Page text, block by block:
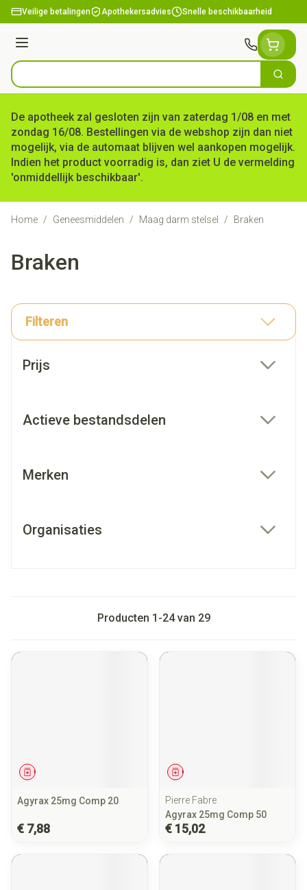
Ga naar de inhoud
Veilige betalingen Apothekersadvies Snelle beschikbaarheid
Menu
Product, merk, categorie... Zoek
De apotheek zal gesloten zijn van zaterdag 1/08 en met
zondag 16/08. Bestellingen via de webshop zijn dan niet
mogelijk, via de automaat blijven wel aankopen mogelijk.
Indien het product voorradig is, dan ziet U de vermelding
'onmiddellijk beschikbaar'.
Home / Geneesmiddelen / Maag darm stelsel / Braken
Braken
Filteren
Prijs
Actieve bestandsdelen
Merken
Organisaties
Producten 1 -24van 29
Geneesmiddel
Agyrax 25mg Comp 20
€ 7,88
Geneesmiddel
Pierre Fabre
Agyrax 25mg Comp 50
€ 15,02